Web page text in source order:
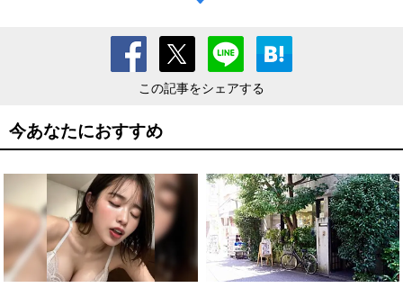
この記事をシェアする
今あなたにおすすめ